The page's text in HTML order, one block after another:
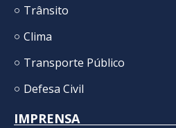
Trânsito
Clima
Transporte Público
Defesa Civil
IMPRENSA